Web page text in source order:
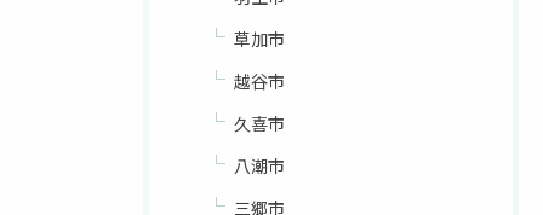
草加市
越谷市
久喜市
八潮市
三郷市